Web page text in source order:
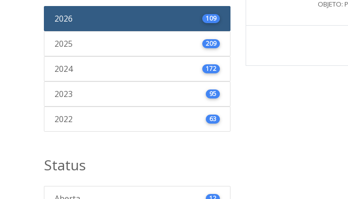
2026 109
2025 209
2024 172
2023 95
2022 63
Status
OBJETO: